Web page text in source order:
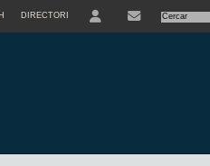
DIRECTORI